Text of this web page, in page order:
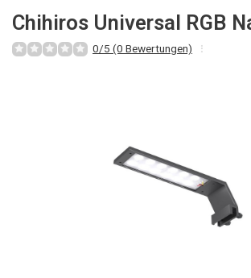
Chihiros Universal RGB
0/5 (0 Bewertungen)